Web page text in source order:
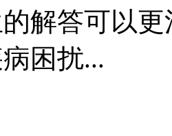
解答可以
困扰...